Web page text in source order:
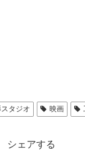
タジオ 映画
シェアする